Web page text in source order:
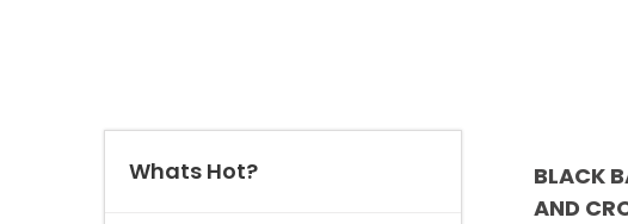
Whats Hot?
BLACK
AND